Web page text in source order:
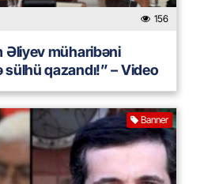
156
Əliyev müharibəni
sülhü qazandı!” – Video
Banner